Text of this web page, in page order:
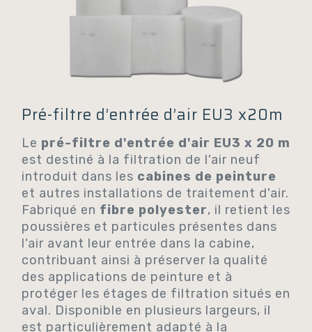
Pré-filtre d’entrée d’air EU3 x20m
Le pré-filtre d'entrée d'air EU3 x 20 m
est destiné à la filtration de l'air neuf
introduit dans les cabines de peinture
et autres installations de traitement d'air.
Fabriqué en fibre polyester, il retient les
poussières et particules présentes dans
l'air avant leur entrée dans la cabine,
contribuant ainsi à préserver la qualité
des applications de peinture et à
protéger les étages de filtration situés en
aval. Disponible en plusieurs largeurs, il
est particulièrement adapté à la